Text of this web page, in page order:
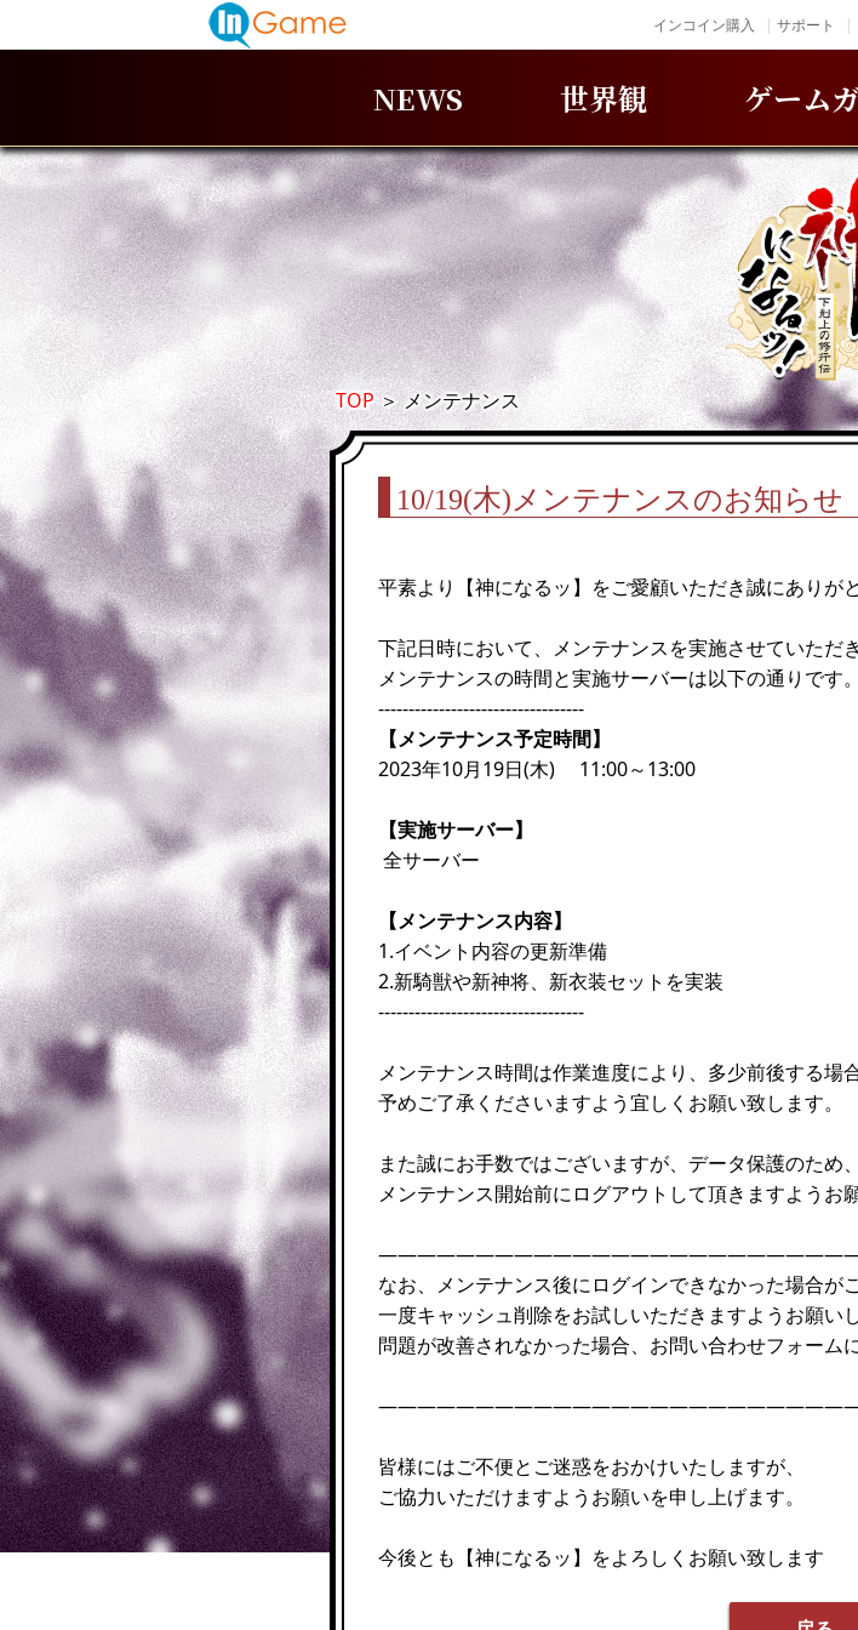
インコイン購入 サポート
NEWS 世界観 ゲーム
TOP＞メンテナンス
10/19(木)メンテナンスのお知らせ
平素より【神になるッ】をご愛顧いただき誠にありが
下記日時において、メンテナンスを実施させていただき
メンテナンスの時間と実施サーバーは以下の通りです。
----------------------------------
【メンテナンス予定時間】
2023年10月19日(木) 11:00～13:00
【実施サーバー】
全サーバー
【メンテナンス内容】
1.イベント内容の更新準備
2.新騎獣や新神将、新衣装セットを実装
----------------------------------
メンテナンス時間は作業進度により、多少前後する場
予めご了承くださいますよう宜しくお願い致します。
また誠にお手数ではございますが、データ保護のため、
メンテナンス開始前にログアウトして頂きますようお
なお、メンテナンス後にログインできなかった場合が
一度キャッシュ削除をお試しいただきますようお願いし
問題が改善されなかった場合、お問い合わせフォーム
皆様にはご不便とご迷惑をおかけいたしますが、
ご協力いただけますようお願いを申し上げます。
今後とも【神になるッ】をよろしくお願い致します